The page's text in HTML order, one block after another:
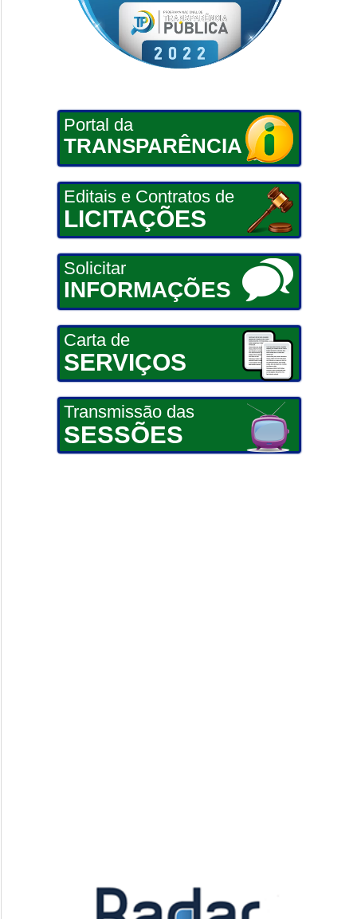
Portal da
TRANSPARÊNCIA
Editais e Contratos de
LICITAÇÕES
Solicitar
INFORMAÇÕES
Carta de
SERVIÇOS
Transmissão das
SESSÕES